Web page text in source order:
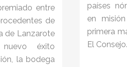
países
en
primera
El
entre
de
de Lanzarote
éxito
la bodega